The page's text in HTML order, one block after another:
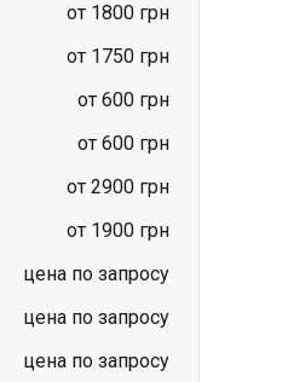
от 1800 грн
от 1750 грн
от 600 грн
от 600 грн
от 2900 грн
от 1900 грн
цена по запросу
цена по запросу
цена по запросу